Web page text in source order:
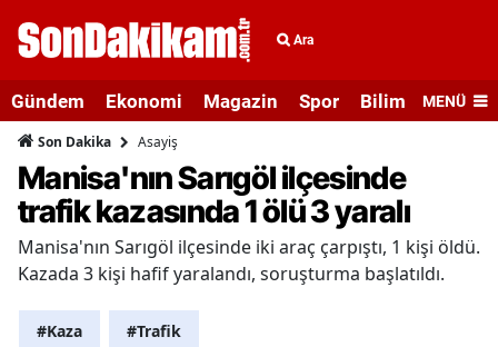
Ara
Gündem Ekonomi Magazin Spor Bilim veMENÜ
Son Dakika Asayiş
Manisa'nın Sarıgöl ilçesinde
trafik kazasında 1 ölü 3 yaralı
Manisa'nın Sarıgöl ilçesinde iki araç çarpıştı, 1 kişi öldü.
Kazada 3 kişi hafif yaralandı, soruşturma başlatıldı.
#Kaza #Trafik